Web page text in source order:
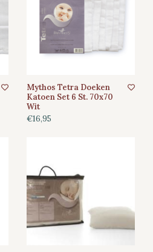
Mythos Tetra Doeken
Katoen Set 6 St. 70x70
Wit
€16,95